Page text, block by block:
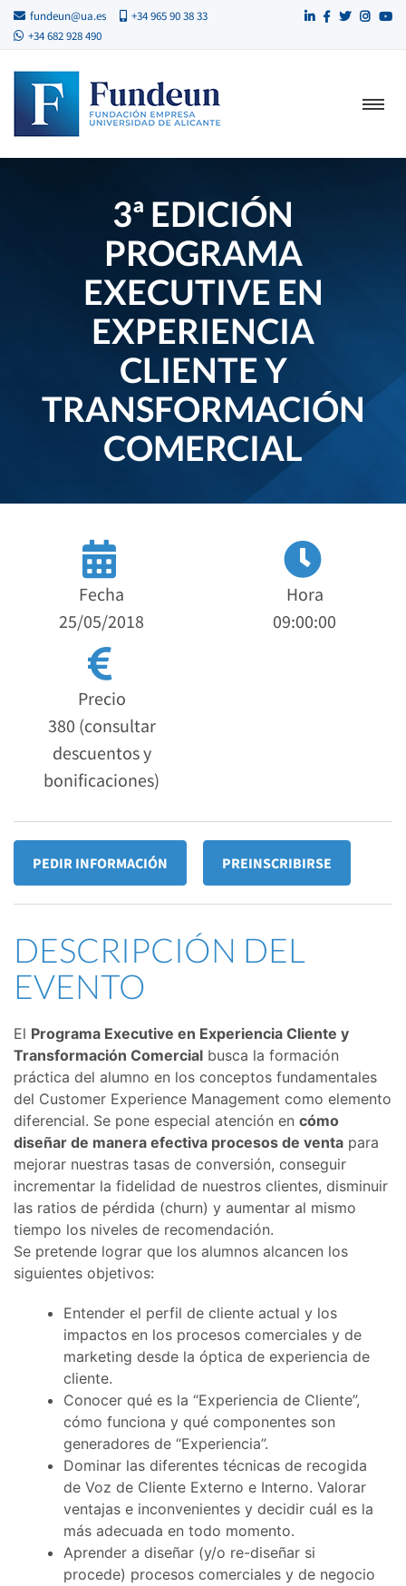
fundeun@ua.es
+34 965 90 38 33
+34 682 928 490
3ª EDICIÓN
PROGRAMA
EXECUTIVE EN
EXPERIENCIA
CLIENTE Y
TRANSFORMACIÓN
COMERCIAL
Fecha
25/05/2018
Hora
09:00:00
Precio
380 (consultar
descuentos y
bonificaciones)
PEDIR INFORMACIÓN PREINSCRIBIRSE
DESCRIPCIÓN DEL
EVENTO
El Programa Executive en Experiencia Cliente y
Transformación Comercial busca la formación
práctica del alumno en los conceptos fundamentales
del Customer Experience Management como elemento
diferencial. Se pone especial atención en cómo
diseñar de manera efectiva procesos de venta para
mejorar nuestras tasas de conversión, conseguir
incrementar la fidelidad de nuestros clientes, disminuir
las ratios de pérdida (churn) y aumentar al mismo
tiempo los niveles de recomendación.
Se pretende lograr que los alumnos alcancen los
siguientes objetivos:
Entender el perfil de cliente actual y los
impactos en los procesos comerciales y de
marketing desde la óptica de experiencia de
cliente.
Conocer qué es la “Experiencia de Cliente”,
cómo funciona y qué componentes son
generadores de “Experiencia”.
Dominar las diferentes técnicas de recogida
de Voz de Cliente Externo e Interno. Valorar
ventajas e inconvenientes y decidir cuál es la
más adecuada en todo momento.
Aprender a diseñar (y/o re-diseñar si
procede) procesos comerciales y de negocio